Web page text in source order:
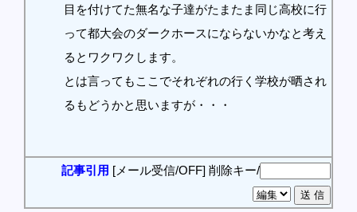
目を付けてた無名な子達がたまたま同じ高校に行
って都大会のダークホースにならないかなと考え
るとワクワクします。
とは言ってもここでそれぞれの行く学校が晒され
るもどうかと思いますが・・・
記事引用 [メール受信/OFF] 削除キー/